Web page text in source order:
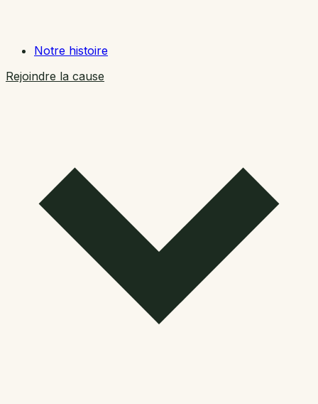
Notre histoire
Rejoindre la cause